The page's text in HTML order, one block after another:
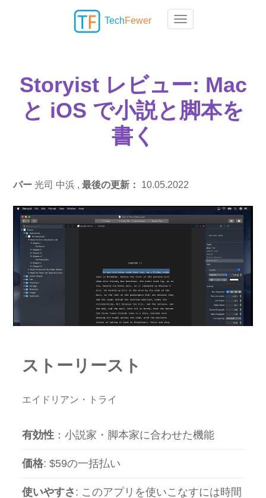
Toggle navigation
TechFewer
Storyist レビュー: Mac
と iOS で小説と脚本を
書く
パー 光司 中浜 ,最後の更新： 10.05.2022
ストーリースト
エイドリアン・トライ
有効性 ：小説家・脚本​​家に合わせた機能
価格: $59の一括払い
使いやすさ : このアプリを使いこなすには時間